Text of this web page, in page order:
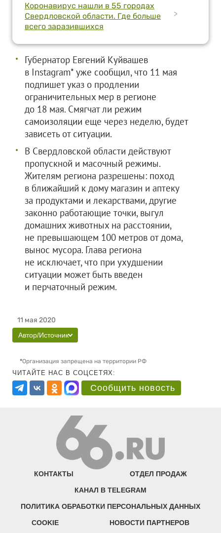
Коронавирус нашли в 55 городах
Свердловской области. Где больше
всего заразившихся
>
Губернатор Евгений Куйвашев
в Instagram* уже сообщил, что 11 мая
подпишет указ о продлении
ограничительных мер в регионе
до 18 мая. Смягчат ли режим
самоизоляции еще через неделю, будет
зависеть от ситуации.
В Свердловской области действуют
пропускной и масочный режимы.
Жителям региона разрешены: поход
в ближайший к дому магазин и аптеку
за продуктами и лекарствами, другие
законно работающие точки, выгул
домашних животных на расстоянии,
не превышающем 100 метров от дома,
вынос мусора. Глава региона
не исключает, что при ухудшении
ситуации может быть введен
и перчаточный режим.
11 мая 2020
Автор/Источник
*Организация запрещена на территории РФ
ЧИТАЙТЕ НАС В СОЦСЕТЯХ:
Сообщить новость
КОНТАКТЫ ОТДЕЛ ПРОДАЖ
КАНАЛ В TELEGRAM
ПОЛИТИКА ОБРАБОТКИ ПЕРСОНАЛЬНЫХ ДАННЫХ
COOKIE НОВОСТИ ПАРТНЕРОВ